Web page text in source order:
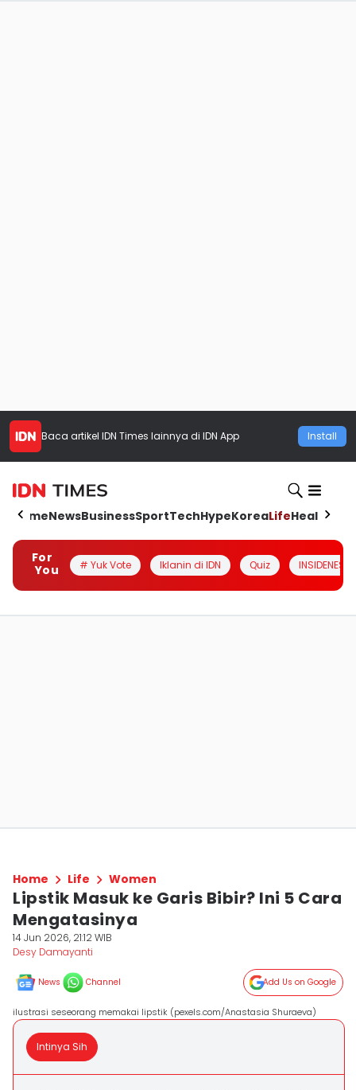
Baca artikel IDN Times lainnya di IDN App Install
HomeNewsBusinessSportTechHypeKoreaLifeHealth
For
You
# Yuk Vote Iklanin di IDN Quiz INSIDENESIA
Home Life Women
Lipstik Masuk ke Garis Bibir? Ini 5 Cara
Mengatasinya
14 Jun 2026, 21:12 WIB
Desy Damayanti
News Channel Add Us on Google
ilustrasi seseorang memakai lipstik (pexels.com/Anastasia Shuraeva)
Intinya Sih